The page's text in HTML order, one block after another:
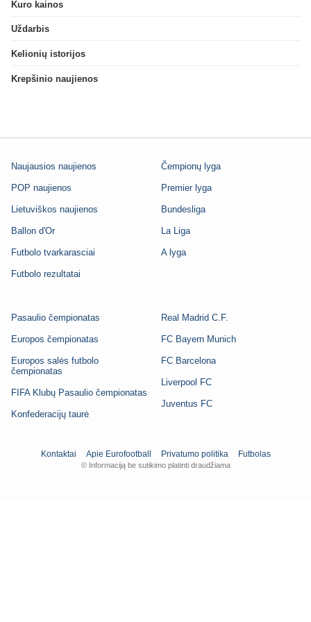
Kuro kainos
Uždarbis
Kelionių istorijos
Krepšinio naujienos
Naujausios naujienos
POP naujienos
Lietuviškos naujienos
Ballon d'Or
Futbolo tvarkarasciai
Futbolo rezultatai
Čempionų lyga
Premier lyga
Bundesliga
La Liga
A lyga
Pasaulio čempionatas
Europos čempionatas
Europos salės futbolo
čempionatas
FIFA Klubų Pasaulio čempionatas
Konfederacijų taurė
Real Madrid C.F.
FC Bayern Munich
FC Barcelona
Liverpool FC
Juventus FC
Kontaktai Apie Eurofootball Privatumo politika Futbolas
© Informaciją be sutikimo platinti draudžiama